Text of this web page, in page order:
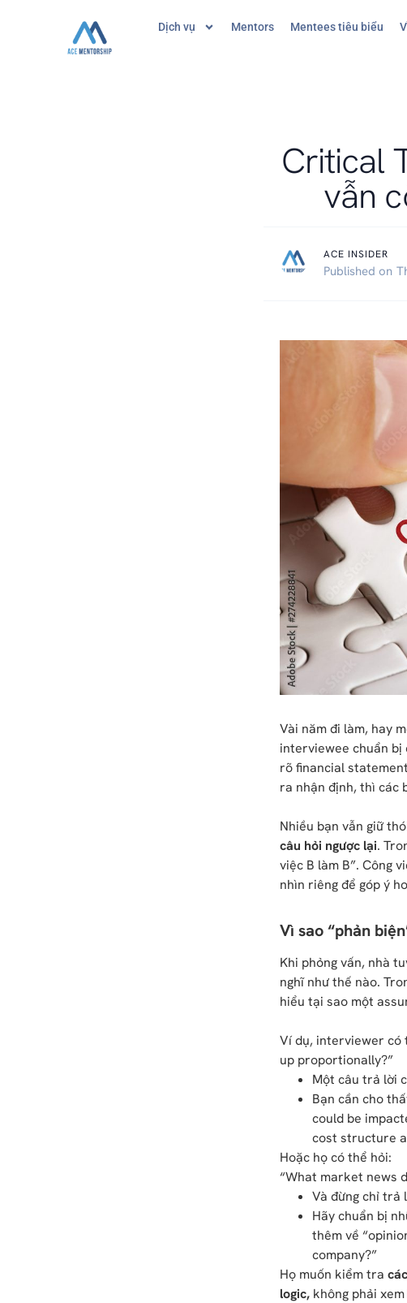
Dịch vụ Mentors Mentees tiêu biểu
Critical
vẫn
ACE INSIDER
Published on
Vài năm đi làm, hay
interviewee chuẩn bị
rõ financial
ra nhận định, thì các
Nhiều bạn vẫn giữ
câu hỏi ngược lại.
việc B làm B”. Công
nhìn riêng để góp ý
Vì sao “phản
Khi phỏng vấn, nhà
nghĩ như thế nào.
hiểu tại sao một
Ví dụ, interviewer có
up proportionally?”
Một câu trả lời
Bạn cần cho
could be
cost structure
Hoặc họ có thể hỏi:
“What market news
Và đừng chỉ trả
Hãy chuẩn bị
thêm về
company?”
Họ muốn kiểm tra
logic,không phải